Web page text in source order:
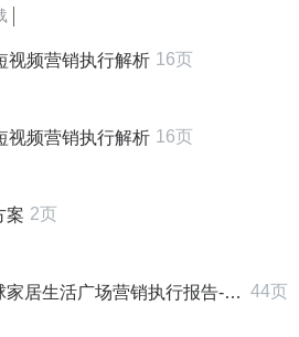
视频营销执行解析 16页
视频营销执行解析 16页
案 2页
活广场营销执行报告--22349502 44页